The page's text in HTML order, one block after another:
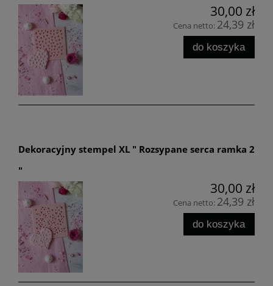
30,00 zł
Cena netto: 24,39 zł
do koszyka
Dekoracyjny stempel XL " Rozsypane serca ramka 2
"
30,00 zł
Cena netto: 24,39 zł
do koszyka